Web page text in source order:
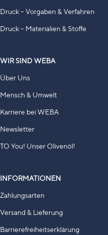
Druck – Vorgaben & Verfahren
Druck – Materialien & Stoffe
WIR SIND WEBA
Über Uns
Mensch & Umwelt
Karriere bei WEBA
Newsletter
TO You! Unser Olivenöl!
INFORMATIONEN
Zahlungsarten
Versand & Lieferung
Barrierefreiheitserklärung